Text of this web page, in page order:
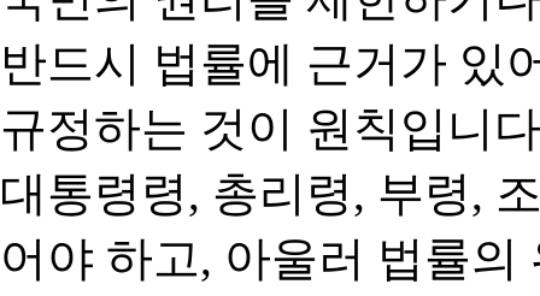
반드시 법률에 근거가 있
규정하는 것이 원칙입니
대통령령, 총리령, 부령,
어야 하고, 아울러 법률